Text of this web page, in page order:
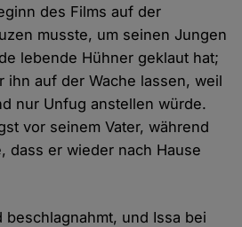
des Films auf der
musste, um seinen Jungen
lebende Hühner geklaut hat;
ihn auf der Wache lassen, weil
nur Unfug anstellen würde.
vor seinem Vater, während
dass er wieder nach Hause
beschlagnahmt, und Issa bei